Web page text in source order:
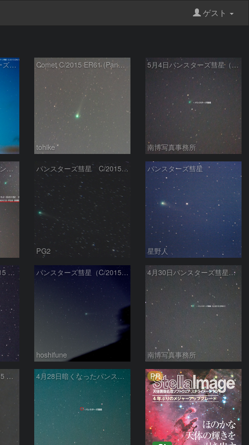
ゲスト
5月5日金星とパンスターズ彗星（C/2015 ER61） Comet C/2015 ER61 (PanSTARRS)
tohike
5月4日パンスターズ彗星（C/2015 ER61）
南博写真事務所
5月2日午前4時前後のパンスターズ彗星（C/2015 ER61） パンスターズ彗星 C/2015 ER61
PG2
パンスターズ彗星
星野人
パンスターズ彗星(C/2015 ER61) パンスターズ彗星（C/2015 ER61）
hoshifune
4月30日パンスターズ彗星（C/2015 ER61）
南博写真事務所
2017.04/28早朝のC/2015 ER61 パンスターズ彗星 4月28日暗くなったパンスターズ彗星（C/2015 ER61） PR